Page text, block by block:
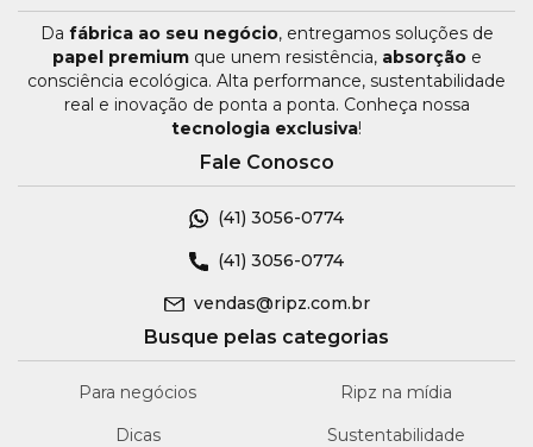
Da fábrica ao seu negócio, entregamos soluções de
papel premiumque unem resistência, absorçãoe
consciência ecológica. Alta performance, sustentabilidade
real e inovação de ponta a ponta. Conheça nossa
tecnologia exclusiva!
Fale Conosco
(41) 3056-0774
(41) 3056-0774
vendas@ripz.com.br
Busque pelas categorias
Para negócios
Dicas
Ripz na mídia
Sustentabilidade